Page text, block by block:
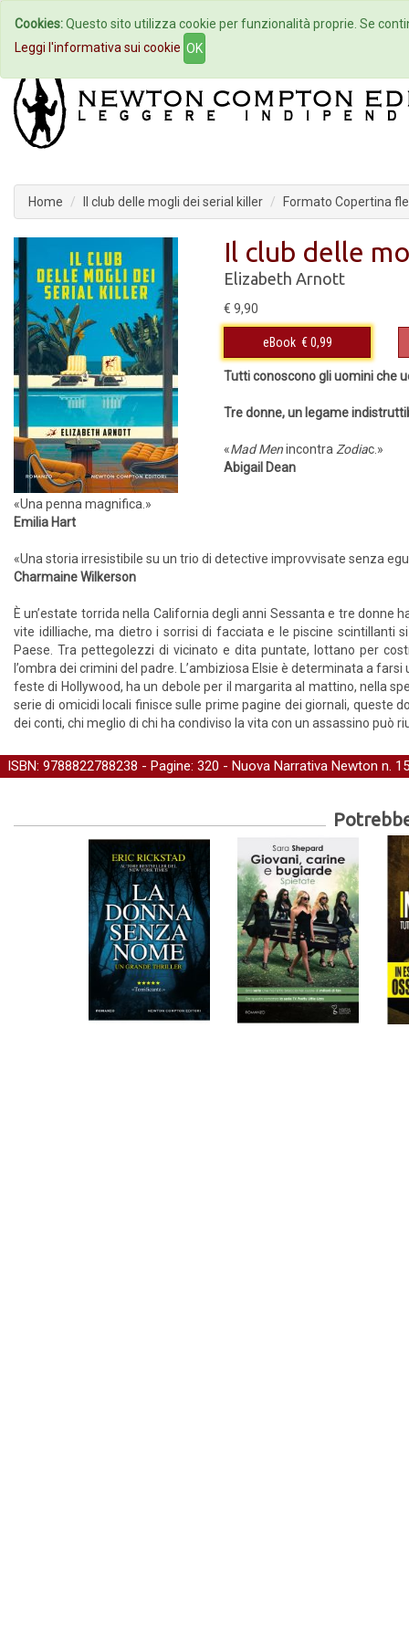
Home Autori Eventi
Home Il club delle mogli dei serial killer Formato Copertina
Il club delle
Elizabeth Arnott
€ 9,90
eBook € 0,99
Tutti conoscono gli uomini che
Tre donne, un legame
«Mad Menincontra Zodiac.»
Abigail Dean
«Una penna magnifica.»
Emilia Hart
«Una storia irresistibile su un trio di detective improvvisate senza
Charmaine Wilkerson
È un’estate torrida nella California degli anni Sessanta e tre donne
vite idilliache, ma dietro i sorrisi di facciata e le piscine scintillanti
Paese. Tra pettegolezzi di vicinato e dita puntate, lottano per
l’ombra dei crimini del padre. L’ambiziosa Elsie è determinata a
feste di Hollywood, ha un debole per il margarita al mattino, nella
serie di omicidi locali finisce sulle prime pagine dei giornali, queste
dei conti, chi meglio di chi ha condiviso la vita con un assassino può
ISBN: 9788822788238 - Pagine: 320 - Nuova Narrativa Newton n.
Cookies:Questo sito utilizza cookie per funzionalità proprie. Se
Leggi l'informativa sui cookie OK